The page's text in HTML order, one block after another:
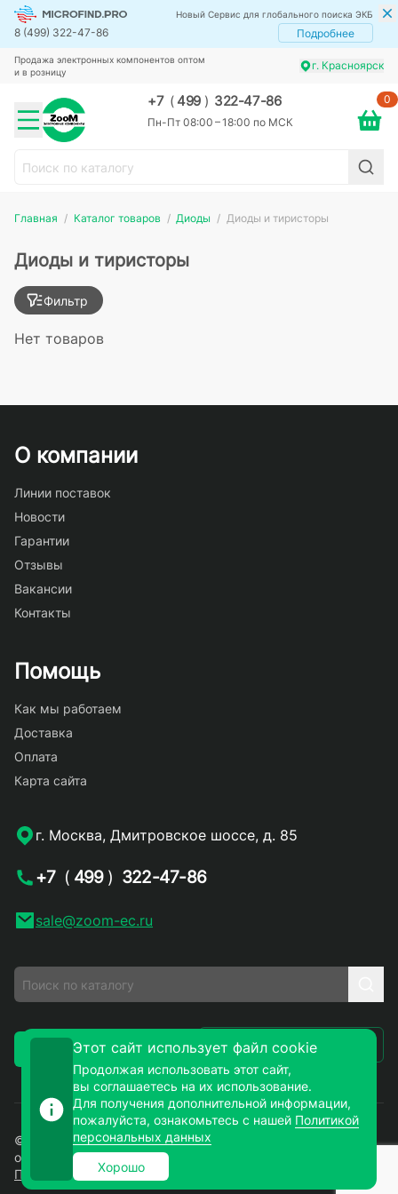
Новый Сервис для глобального поиска ЭКБ
8 (499) 322-47-86 Подробнее
Продажа электронных компонентов оптом
и в розницу
г. Красноярск
+7 (499 ) 322-47-86
Пн-Пт 08:00 – 18:00 по МСК
0
Главная Каталог товаров Диоды Диоды и тиристоры
Диоды и тиристоры
Фильтр
Нет товаров
О компании
Линии поставок
Новости
Гарантии
Отзывы
Вакансии
Контакты
Помощь
Как мы работаем
Доставка
Оплата
Карта сайта
г. Москва, Дмитровское шоссе, д. 85
+7 ( 499 ) 322-47-86
sale@zoom-ec.ru
Заказать звонок Написать письмо
© 2026. ЗУМ-СМД – продажа электронных компонентов
оптом и в розницу. Все права защищены.
Политика конфиденциальности
Этот сайт использует файл cookie
Продолжая использовать этот сайт,
вы соглашаетесь на их использование.
Для получения дополнительной информации,
пожалуйста, ознакомьтесь с нашей Политикой
персональных данных
Хорошо